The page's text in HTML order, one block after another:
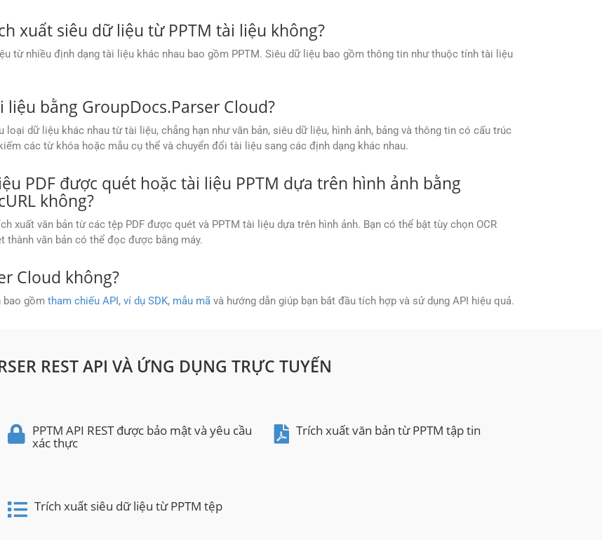
xuất siêu dữ liệu từ PPTM tài liệu không?
từ nhiều định dạng tài liệu khác nhau bao gồm PPTM. Siêu dữ liệu bao gồm thông tin như thuộc tính tài liệu
bằng GroupDocs.Parser Cloud?
dữ liệu khác nhau từ tài liệu, chẳng hạn như văn bản, siêu dữ liệu, hình ảnh, bảng và thông tin có cấu trúc
các từ khóa hoặc mẫu cụ thể và chuyển đổi tài liệu sang các định dạng khác nhau.
PDF được quét hoặc tài liệu PPTM dựa trên hình ảnh bằng
không?
xuất văn bản từ các tệp PDF được quét và PPTM tài liệu dựa trên hình ảnh. Bạn có thể bật tùy chọn OCR
văn bản có thể đọc được bằng máy.
Cloud không?
bao gồm tham chiếu API, ví dụ SDK, mẫu mã và hướng dẫn giúp bạn bắt đầu tích hợp và sử dụng API hiệu quả.
REST API VÀ ỨNG DỤNG TRỰC TUYẾN
PPTM API REST được bảo mật và yêu cầu
xác thực
Trích xuất văn bản từ PPTM tập tin
Trích xuất siêu dữ liệu từ PPTM tệp